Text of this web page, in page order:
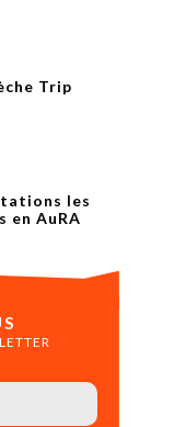
Trip
les
en AuRA